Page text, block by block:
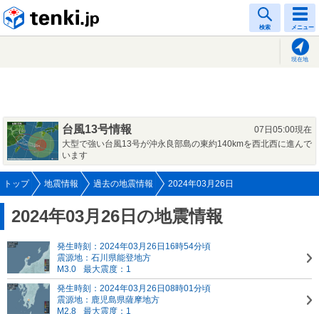
検索 メニュー
現在地
台風13号情報
07日05:00現在
大型で強い台風13号が沖永良部島の東約140kmを西北西に進んで
います
トップ 地震情報 過去の地震情報 2024年03月26日
2024年03月26日の地震情報
発生時刻：2024年03月26日16時54分頃
震源地：石川県能登地方
M3.0
最大震度：1
発生時刻：2024年03月26日08時01分頃
震源地：鹿児島県薩摩地方
M2.8
最大震度：1